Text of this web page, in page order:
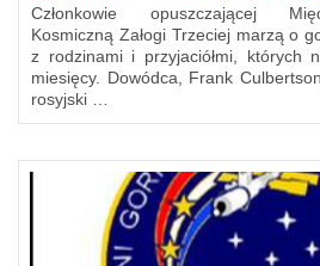
Członkowie opuszczającej
Kosmiczną Załogi Trzeciej marzą o
z rodzinami i przyjaciółmi, których
miesięcy. Dowódca, Frank
rosyjski …